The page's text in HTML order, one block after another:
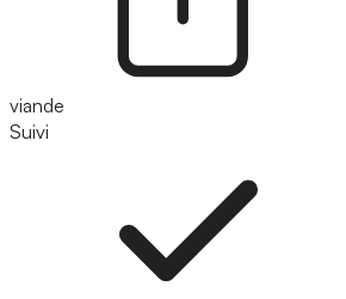
viande
Suivi